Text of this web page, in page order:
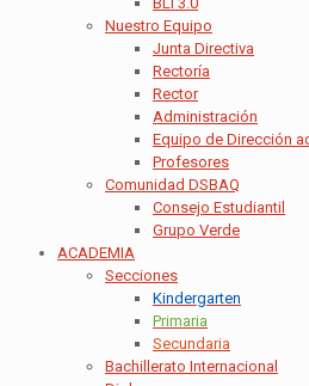
Nuestro Equipo
Junta Directiva
Rectoría
Rector
Administración
Equipo de Dirección
Profesores
Comunidad DSBAQ
Consejo Estudiantil
Grupo Verde
ACADEMIA
Secciones
Kindergarten
Primaria
Secundaria
Bachillerato Internacional